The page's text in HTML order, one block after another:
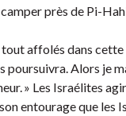
près de Pi-
affolés dans
poursuivra. Alors je
» Les Israélites
entourage que